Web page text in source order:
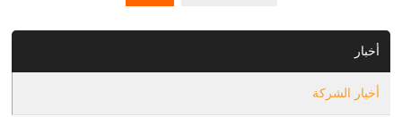
أخبار
أخبار الشركة